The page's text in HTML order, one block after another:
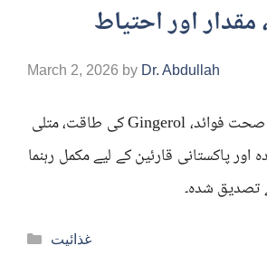
مقدار اور احتیاط
March 2, 2026 by Dr. Abdullah
ادرک کے ثابت شدہ صحت فوائد، Gingerol کی طاقت، متلی
پاکستانی قارئین کے لیے مکمل رہنما
تصدیق شدہ۔
Categories
غذائیت